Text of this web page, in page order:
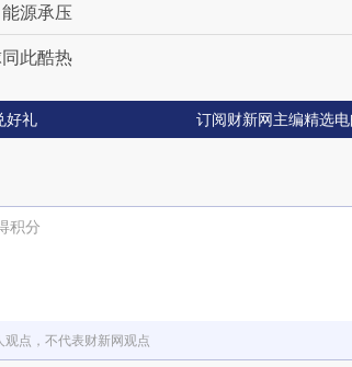
源承压
此酷热
好礼 订阅财新网主编精选
积分
点，不代表财新网观点